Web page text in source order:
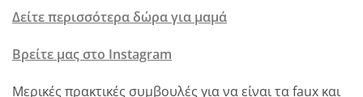
Δείτε περισσότερα δώρα για μαμά
Βρείτε μας στο Instagram
Μερικές πρακτικές συμβουλές για να είναι τα faux και